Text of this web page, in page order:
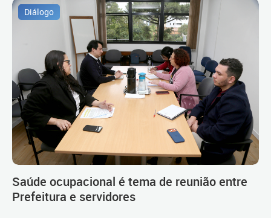
Diálogo
Saúde ocupacional é tema de reunião entre
Prefeitura e servidores